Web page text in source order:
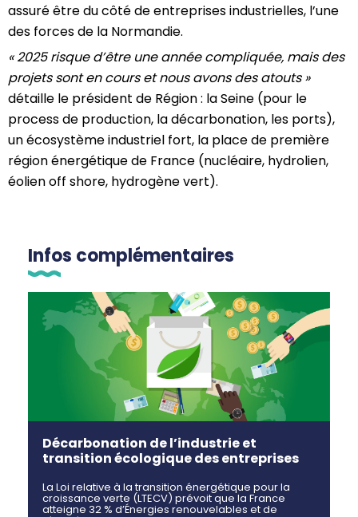
assuré être du côté de entreprises industrielles, l’une
des forces de la Normandie.
« 2025 risque d’être une année compliquée, mais des
projets sont en cours et nous avons des atouts »
détaille le président de Région : la Seine (pour le
process de production, la décarbonation, les ports),
un écosystème industriel fort, la place de première
région énergétique de France (nucléaire, hydrolien,
éolien off shore, hydrogène vert).
Infos complémentaires
Décarbonation de l’industrie et
transition écologique des entreprises
La Loi relative à la transition énergétique pour la
croissance verte (LTECV) prévoit que la France
atteigne 32 % d’Énergies renouvelables et de